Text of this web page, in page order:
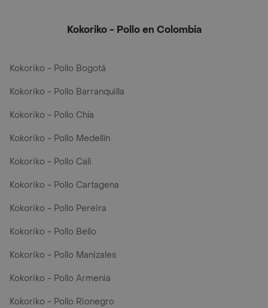
Kokoriko - Pollo en Colombia
Kokoriko - Pollo Bogotá
Kokoriko - Pollo Barranquilla
Kokoriko - Pollo Chía
Kokoriko - Pollo Medellín
Kokoriko - Pollo Cali
Kokoriko - Pollo Cartagena
Kokoriko - Pollo Pereira
Kokoriko - Pollo Bello
Kokoriko - Pollo Manizales
Kokoriko - Pollo Armenia
Kokoriko - Pollo Rionegro